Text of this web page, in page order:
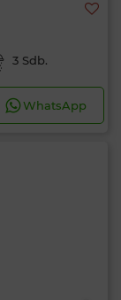
3 Sdb.
WhatsApp